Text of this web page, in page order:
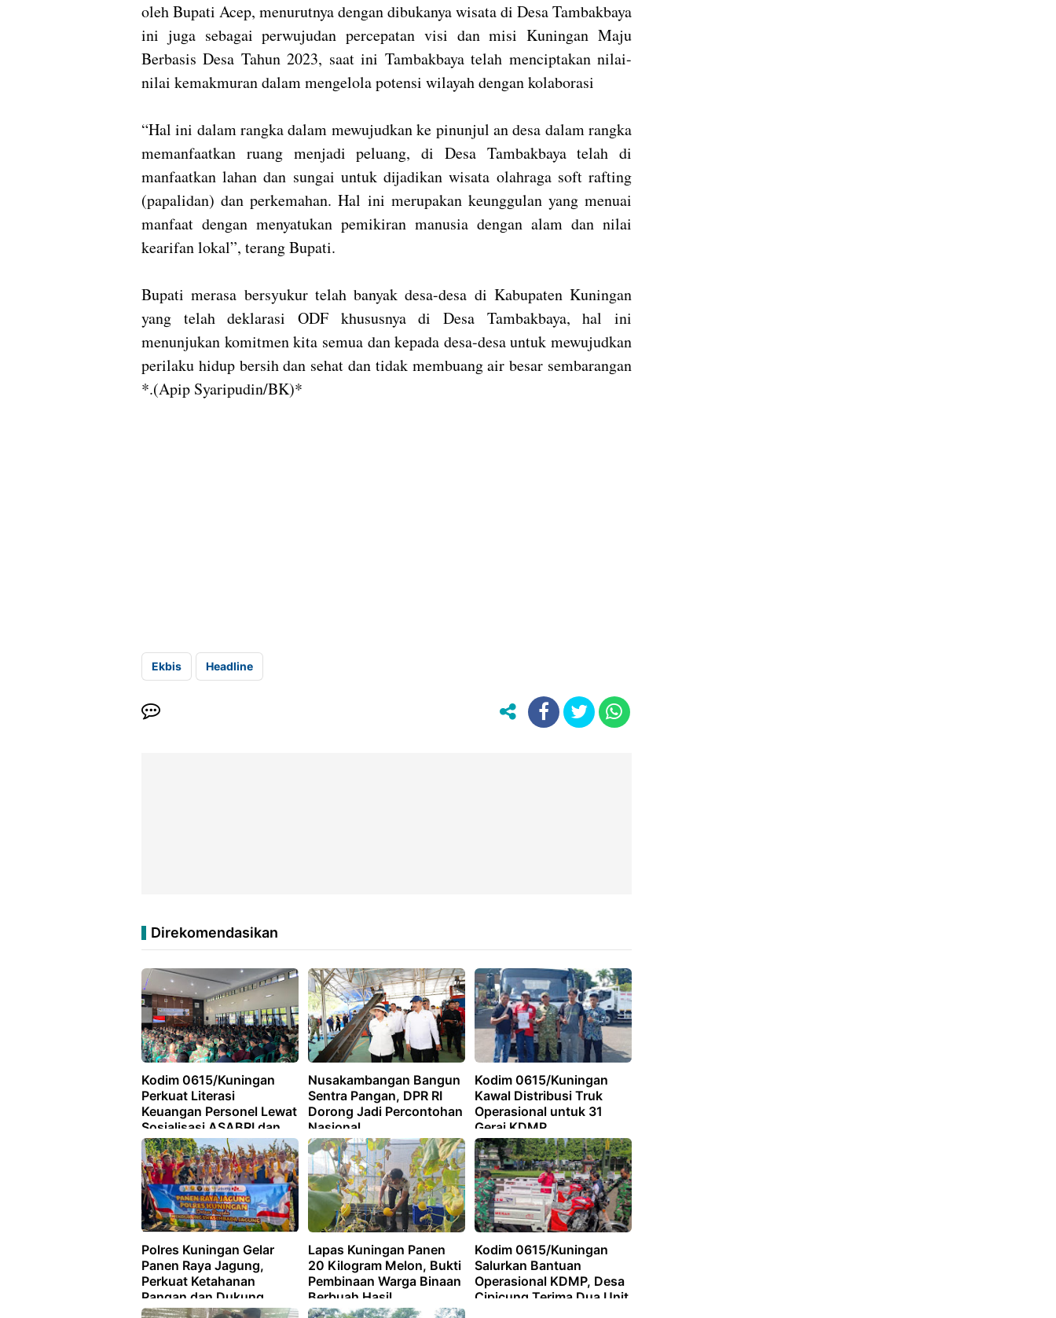
oleh Bupati Acep, menurutnya dengan dibukanya wisata di Desa Tambakbaya
ini juga sebagai perwujudan percepatan visi dan misi Kuningan Maju
Berbasis Desa Tahun 2023, saat ini Tambakbaya telah menciptakan nilai-
nilai kemakmuran dalam mengelola potensi wilayah dengan kolaborasi
“Hal ini dalam rangka dalam mewujudkan ke pinunjul an desa dalam rangka
memanfaatkan ruang menjadi peluang, di Desa Tambakbaya telah di
manfaatkan lahan dan sungai untuk dijadikan wisata olahraga soft rafting
(papalidan) dan perkemahan. Hal ini merupakan keunggulan yang menuai
manfaat dengan menyatukan pemikiran manusia dengan alam dan nilai
kearifan lokal”, terang Bupati.
Bupati merasa bersyukur telah banyak desa-desa di Kabupaten Kuningan
yang telah deklarasi ODF khususnya di Desa Tambakbaya, hal ini
menunjukan komitmen kita semua dan kepada desa-desa untuk mewujudkan
perilaku hidup bersih dan sehat dan tidak membuang air besar sembarangan
*.(Apip Syaripudin/BK)*
Ekbis Headline
Direkomendasikan
Kodim 0615/Kuningan
Perkuat Literasi
Keuangan Personel Lewat
Sosialisasi ASABRI dan
Bank BWS
Nusakambangan Bangun
Sentra Pangan, DPR RI
Dorong Jadi Percontohan
Nasional
Kodim 0615/Kuningan
Kawal Distribusi Truk
Operasional untuk 31
Gerai KDMP
Polres Kuningan Gelar
Panen Raya Jagung,
Perkuat Ketahanan
Pangan dan Dukung
Swasembada Nasional
Lapas Kuningan Panen
20 Kilogram Melon, Bukti
Pembinaan Warga Binaan
Berbuah Hasil
Kodim 0615/Kuningan
Salurkan Bantuan
Operasional KDMP, Desa
Cipicung Terima Dua Unit